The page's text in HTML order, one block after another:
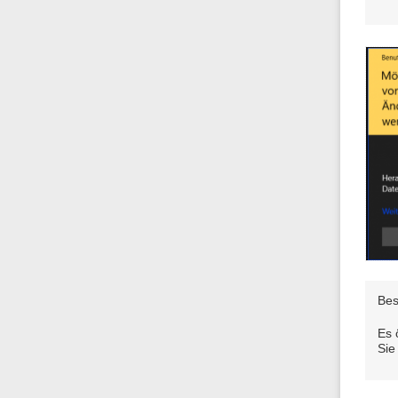
Es